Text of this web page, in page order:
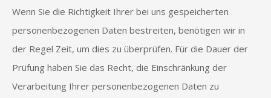
Wenn Sie die Richtigkeit Ihrer bei uns gespeicherten
personenbezogenen Daten bestreiten, benötigen wir in
der Regel Zeit, um dies zu überprüfen. Für die Dauer der
Prüfung haben Sie das Recht, die Einschränkung der
Verarbeitung Ihrer personenbezogenen Daten zu